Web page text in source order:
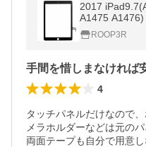
2017
A1475
ル ホームボ
ROOP3R
手間を惜しまなければ
4
タッチパネルだけなので
メラホルダーなどは元の
両面テープも自分で用意